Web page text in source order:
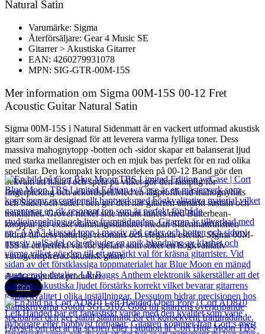
Natural Satin
Varumärke: Sigma
Återförsäljare: Gear 4 Music SE
Gitarrer > Akustiska Gitarrer
EAN: 4260279931078
MPN: SIG-GTR-00M-15S
Mer information om Sigma 00M-15S 00-12 Fret
Acoustic Guitar Natural Satin
Sigma 00M-15S i Natural Sidenmatt är en vackert utformad akustisk
gitarr som är designad för att leverera varma fylliga toner. Dess
massiva mahognytopp -botten och -sidor skapar ett balanserat ljud
med starka mellanregister och en mjuk bas perfekt för en rad olika
spelstilar. Den kompakt kroppsstorleken på 00-12 Band gör den
bekväm att hålla i och spela på vilket gör den lämplig för
fingerpicking och ackordspel.Med en lågprofilerad mahognyhals
och Sadel och sadel i ben ger den här gitarren utmärkt sustain och
tonklarhet. Grover nickel side mount tuners med Butterbean-
knoppar ger exakt stämningsstabilitet medan Sidenmattfinishen
bidrar till dess naturliga resonans och eleganta estetik. Sigma 00M-
15S är ett perfekt val för spelare som söker en högkvalitativ
vintageinspirerad akustisk gitarr.
Andra populära produkter
Cort